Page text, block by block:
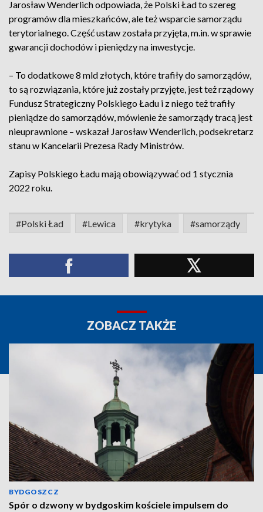
Jarosław Wenderlich odpowiada, że Polski Ład to szereg
programów dla mieszkańców, ale też wsparcie samorządu
terytorialnego. Część ustaw została przyjęta, m.in. w sprawie
gwarancji dochodów i pieniędzy na inwestycje.
– To dodatkowe 8 mld złotych, które trafiły do samorządów,
to są rozwiązania, które już zostały przyjęte, jest też rządowy
Fundusz Strategiczny Polskiego Ładu i z niego też trafiły
pieniądze do samorządów, mówienie że samorządy tracą jest
nieuprawnione – wskazał Jarosław Wenderlich, podsekretarz
stanu w Kancelarii Prezesa Rady Ministrów.
Zapisy Polskiego Ładu mają obowiązywać od 1 stycznia
2022 roku.
#Polski Ład #Lewica #krytyka #samorządy
ZOBACZ TAKŻE
BYDGOSZCZ
Spór o dzwony w bydgoskim kościele impulsem do